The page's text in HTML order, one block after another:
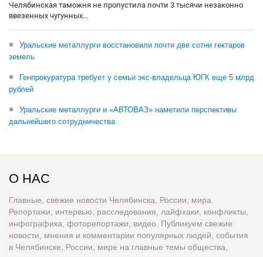
Челябинская таможня не пропустила почти 3 тысячи незаконно
ввезенных чугунных...
Уральские металлурги восстановили почти две сотни гектаров
земель
Генпрокуратура требует у семьи экс-владельца ЮГК еще 5 млрд
рублей
Уральские металлурги и «АВТОВАЗ» наметили перспективы
дальнейшего сотрудничества
О НАС
Главные, свежие новости Челябинска, России, мира.
Репортажи, интервью, расследования, лайфхаки, конфликты,
инфографика, фоторепортажи, видео. Публикуем свежие
новости, мнения и комментарии популярных людей, события
в Челябинске, России, мире на главные темы общества,